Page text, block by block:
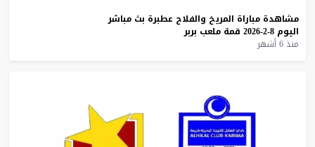
مشاهدة مباراة المريخ والفلاح عطبرة بث مباشر
اليوم 8-2-2026 قمة ملعب بربر
منذ 6 أشهر